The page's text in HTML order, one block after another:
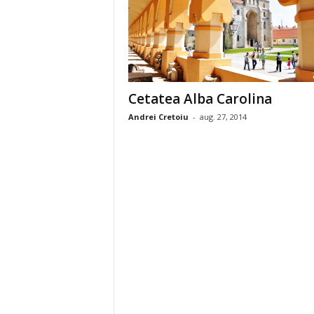
Cetatea Alba Carolina
Andrei Cretoiu - aug. 27, 2014